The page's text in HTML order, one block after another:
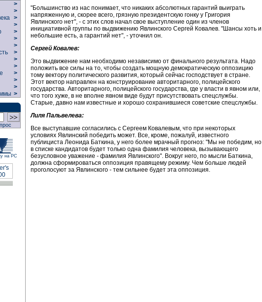
>
>
>
>
>
>
>
>
>
>
>
>
>
>
на РС
"Большинство из нас понимает, что никаких абсолютных гарантий выиграть
напряженную и, скорее всего, грязную президентскую гонку у Григория
Явлинского нет", - с этих слов начал свое выступление один из членов
инициативной группы по выдвижению Явлинского Сергей Ковалев. "Шансы хоть и
небольшие есть, а гарантий нет", - уточнил он.
Сергей Ковалев:
Это выдвижение нам необходимо независимо от финального результата. Надо
положить все силы на то, чтобы создать мощную демократическую оппозицию
тому вектору политического развития, который сейчас господствует в стране.
Этот вектор направлен на конструирование авторитарного, полицейского
государства. Авторитарного, полицейского государства, где у власти в явном или,
что того хуже, в не вполне явном виде будут присутствовать спецслужбы.
Старые, давно нам известные и хорошо сохранившиеся советские спецслужбы.
Лиля Пальвелева:
Все выступавшие согласились с Сергеем Ковалевым, что при некоторых
условиях Явлинский победить может. Все, кроме, пожалуй, известного
публициста Леонида Баткина, у него более мрачный прогноз: "Мы не победим, но
в списке кандидатов будет только одна фамилия человека, вызывающего
безусловное уважение - фамилия Явлинского". Вокруг него, по мысли Баткина,
должна сформироваться оппозиция правящему режиму. Чем больше людей
проголосуют за Явлинского - тем сильнее будет эта оппозиция.